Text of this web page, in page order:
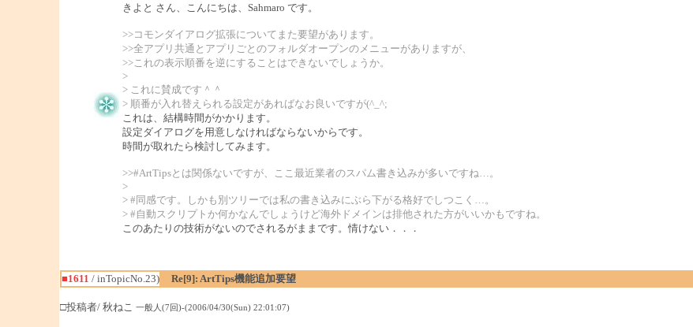
きよと さん、こんにちは、Sahmaro です。
>>コモンダイアログ拡張についてまた要望があります。
>>全アプリ共通とアプリごとのフォルダオープンのメニューがありますが、
>>これの表示順番を逆にすることはできないでしょうか。
>
> これに賛成です＾＾
> 順番が入れ替えられる設定があればなお良いですが(^_^;
これは、結構時間がかかります。
設定ダイアログを用意しなければならないからです。
時間が取れたら検討してみます。
>>#ArtTipsとは関係ないですが、ここ最近業者のスパム書き込みが多いですね…。
>
> #同感です。しかも別ツリーでは私の書き込みにぶら下がる格好でしつこく…。
> #自動スクリプトか何かなんでしょうけど海外ドメインは排他された方がいいかもですね。
このあたりの技術がないのでされるがままです。情けない．．．
■1611 / inTopicNo.23)
Re[9]: ArtTips機能追加要望
□投稿者/ 秋ねこ 一般人(7回)-(2006/04/30(Sun) 22:01:07)